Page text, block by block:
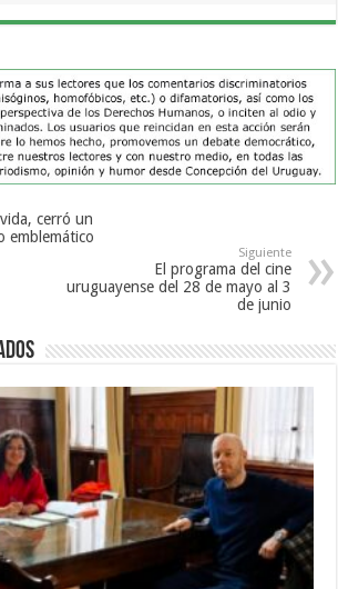
cerró un
emblemático
Siguiente
El programa del cine
uruguayense del 28 de mayo al 3
de junio